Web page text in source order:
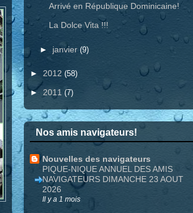
Arrivé en République Dominicaine!
La Dolce Vita !!!
► janvier (9)
► 2012 (58)
► 2011 (7)
Nos amis navigateurs!
Nouvelles des navigateurs
PIQUE-NIQUE ANNUEL DES AMIS
NAVIGATEURS DIMANCHE 23 AOUT
2026
Il y a 1 mois